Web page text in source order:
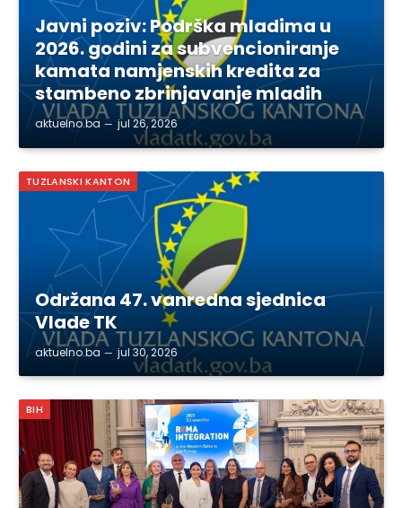
Javni poziv: Podrška mladima u
2026. godini za subvencioniranje
kamata namjenskih kredita za
stambeno zbrinjavanje mladih
aktuelno.ba jul 26, 2026
TUZLANSKI KANTON
Održana 47. vanredna sjednica
Vlade TK
aktuelno.ba jul 30, 2026
BIH